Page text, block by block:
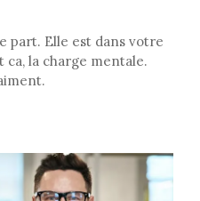
part. Elle est dans votre
la charge mentale.